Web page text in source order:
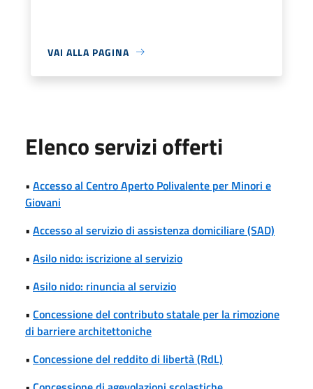
VAI ALLA PAGINA
Elenco servizi offerti
• Accesso al Centro Aperto Polivalente per Minori e
Giovani
• Accesso al servizio di assistenza domiciliare (SAD)
• Asilo nido: iscrizione al servizio
• Asilo nido: rinuncia al servizio
• Concessione del contributo statale per la rimozione
di barriere architettoniche
• Concessione del reddito di libertà (RdL)